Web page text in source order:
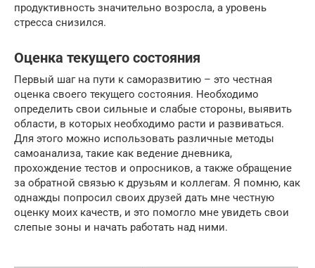
продуктивность значительно возросла, а уровень
стресса снизился.
Оценка текущего состояния
Первый шаг на пути к саморазвитию – это честная
оценка своего текущего состояния. Необходимо
определить свои сильные и слабые стороны, выявить
области, в которых необходимо расти и развиваться.
Для этого можно использовать различные методы
самоанализа, такие как ведение дневника,
прохождение тестов и опросников, а также обращение
за обратной связью к друзьям и коллегам. Я помню, как
однажды попросил своих друзей дать мне честную
оценку моих качеств, и это помогло мне увидеть свои
слепые зоны и начать работать над ними.